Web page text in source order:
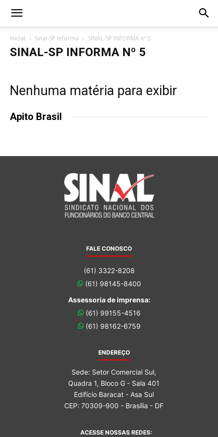
Inicial Sinal-SP Informa SINAL-SP INFORMA nº 5
SINAL-SP INFORMA Nº 5
Nenhuma matéria para exibir
Apito Brasil
FALE CONOSCO
(61) 3322-8208
(61) 98145-8400
Assessoria de imprensa:
(61) 99155-4516
(61) 98162-6759
ENDEREÇO
Sede: Setor Comercial Sul,
Quadra 1, Bloco G - Sala 401
Edifício Baracat - Asa Sul
CEP: 70309-900 - Brasília - DF
ACESSE NOSSAS REDES: